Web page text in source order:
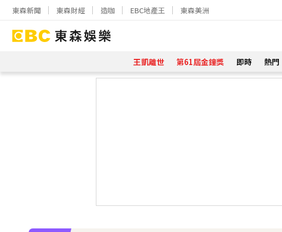
東森新聞 東森財經 造咖 EBC地產王 東森美洲
王凱離世 第61屆金鐘獎 即時 熱門